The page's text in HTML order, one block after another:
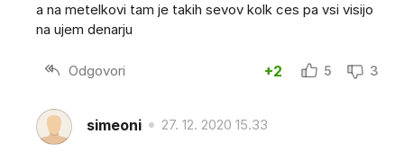
a na metelkovi tam je takih sevov kolk ces pa vsi visijo
na ujem denarju
Odgovori +2 5 3
simeoni 27. 12. 2020 15.33